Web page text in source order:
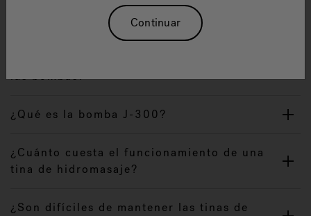
tinas de hidromasaje
las bombas?
¿Qué es la bomba J-300?
¿Cuánto cuesta el funcionamiento de una
tina de hidromasaje?
¿Son difíciles de mantener las tinas de
Continuar